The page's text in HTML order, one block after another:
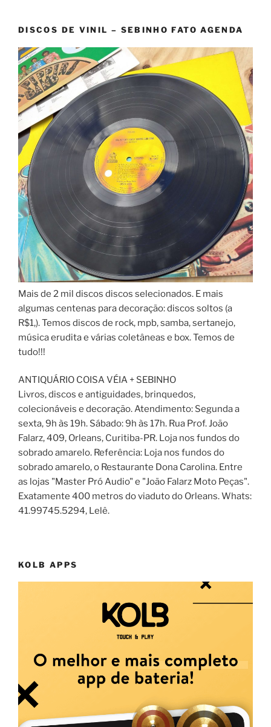
DISCOS DE VINIL – SEBINHO FATO AGENDA
Mais de 2 mil discos discos selecionados. E mais
algumas centenas para decoração: discos soltos (a
R$1,). Temos discos de rock, mpb, samba, sertanejo,
música erudita e várias coletâneas e box. Temos de
tudo!!!
ANTIQUÁRIO COISA VÉIA + SEBINHO
Livros, discos e antiguidades, brinquedos,
colecionáveis e decoração. Atendimento: Segunda a
sexta, 9h às 19h. Sábado: 9h às 17h. Rua Prof. João
Falarz, 409, Orleans, Curitiba-PR. Loja nos fundos do
sobrado amarelo. Referência: Loja nos fundos do
sobrado amarelo, o Restaurante Dona Carolina. Entre
as lojas "Master Pró Audio" e "João Falarz Moto Peças".
Exatamente 400 metros do viaduto do Orleans. Whats:
41.99745.5294, Lelê.
KOLB APPS